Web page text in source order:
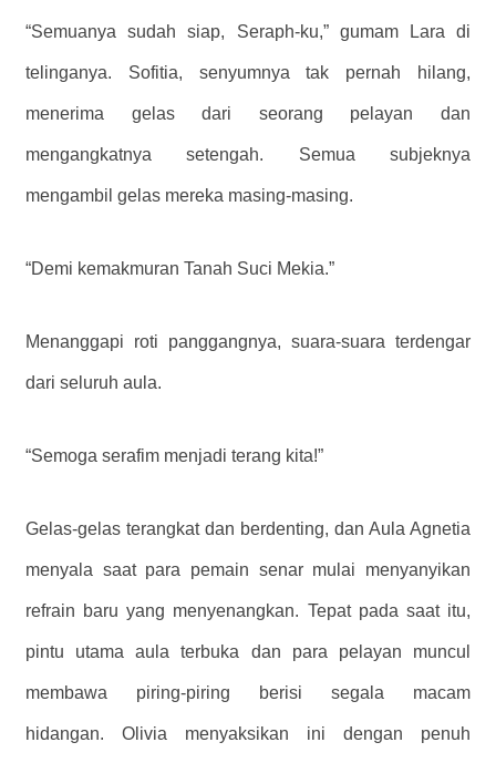
“Semuanya sudah siap, Seraph-ku,” gumam Lara di
telinganya. Sofitia, senyumnya tak pernah hilang,
menerima gelas dari seorang pelayan dan
mengangkatnya setengah. Semua subjeknya
mengambil gelas mereka masing-masing.
“Demi kemakmuran Tanah Suci Mekia.”
Menanggapi roti panggangnya, suara-suara terdengar
dari seluruh aula.
“Semoga serafim menjadi terang kita!”
Gelas-gelas terangkat dan berdenting, dan Aula Agnetia
menyala saat para pemain senar mulai menyanyikan
refrain baru yang menyenangkan. Tepat pada saat itu,
pintu utama aula terbuka dan para pelayan muncul
membawa piring-piring berisi segala macam
hidangan. Olivia menyaksikan ini dengan penuh